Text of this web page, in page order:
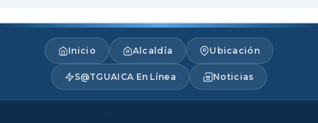
Inicio Alcaldía Ubicación
S@TGUAICA En Línea Noticias